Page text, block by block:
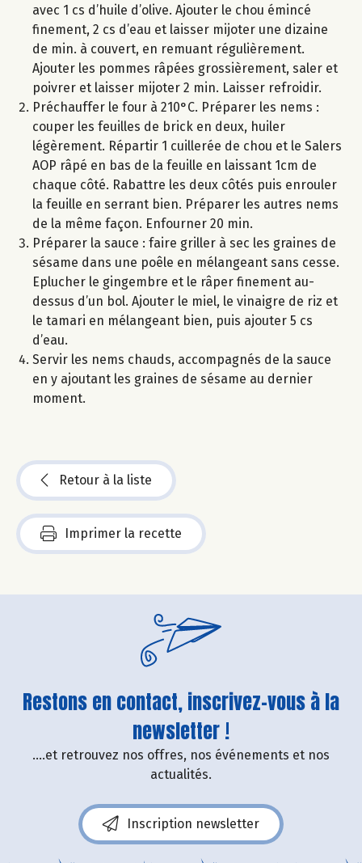
avec 1 cs d’huile d’olive. Ajouter le chou émincé
finement, 2 cs d’eau et laisser mijoter une dizaine
de min. à couvert, en remuant régulièrement.
Ajouter les pommes râpées grossièrement, saler et
poivrer et laisser mijoter 2 min. Laisser refroidir.
Préchauffer le four à 210°C. Préparer les nems :
couper les feuilles de brick en deux, huiler
légèrement. Répartir 1 cuillerée de chou et le Salers
AOP râpé en bas de la feuille en laissant 1cm de
chaque côté. Rabattre les deux côtés puis enrouler
la feuille en serrant bien. Préparer les autres nems
de la même façon. Enfourner 20 min.
Préparer la sauce : faire griller à sec les graines de
sésame dans une poêle en mélangeant sans cesse.
Eplucher le gingembre et le râper finement au-
dessus d’un bol. Ajouter le miel, le vinaigre de riz et
le tamari en mélangeant bien, puis ajouter 5 cs
d’eau.
Servir les nems chauds, accompagnés de la sauce
en y ajoutant les graines de sésame au dernier
moment.
Retour à la liste
Imprimer la recette
Restons en contact, inscrivez-vous à la
newsletter !
....et retrouvez nos offres, nos événements et nos
actualités.
Inscription newsletter